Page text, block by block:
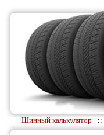
Шинный калькулятор ::